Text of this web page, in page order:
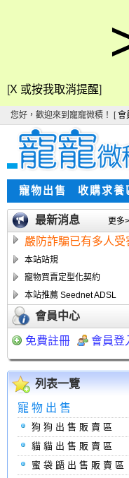
[X 或按我取消提醒]
您好，歡迎來到寵寵微積！ [會
寵物出售 收購求養
最新消息 更多
嚴防詐騙已有多人受
本站站規
寵物買賣定型化契約
本站推薦 Seednet ADSL
會員中心
免費註冊 會員登
列表一覽
寵物出售
狗狗出售販賣區
貓貓出售販賣區
蜜袋鼯出售販賣區